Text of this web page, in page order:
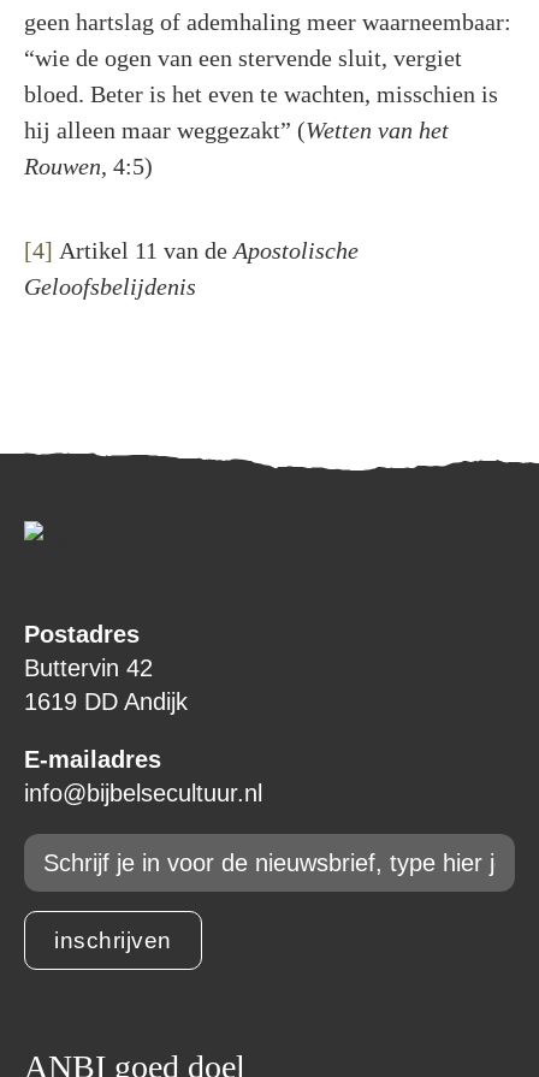
geen hartslag of ademhaling meer waarneembaar:
“wie de ogen van een stervende sluit, vergiet
bloed. Beter is het even te wachten, misschien is
hij alleen maar weggezakt” (Wetten van het
Rouwen, 4:5)
[4] Artikel 11 van de Apostolische
Geloofsbelijdenis
Postadres
Buttervin 42
1619 DD Andijk
E-mailadres
info@bijbelsecultuur.nl
Email
inschrijven
ANBI goed doel